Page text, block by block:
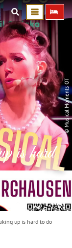
© Musical Moments OT
is hard
up is hard to do